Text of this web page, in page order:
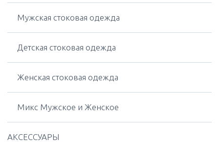
Мужская стоковая одежда
Детская стоковая одежда
Женская стоковая одежда
Микс Мужское и Женское
АКСЕССУАРЫ